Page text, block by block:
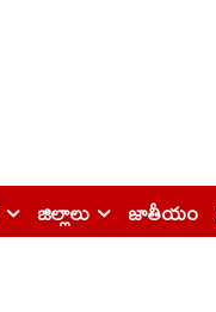
జిల్లాలు జాతీయం